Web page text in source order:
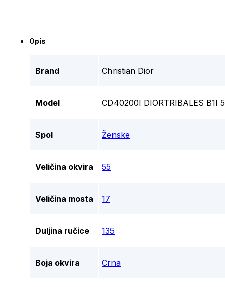
Opis
Brand Christian Dior
Model CD40200I DIORTRIBALES B1I
Spol Ženske
Veličina okvira 55
Veličina mosta 17
Duljina ručice 135
Boja okvira Crna